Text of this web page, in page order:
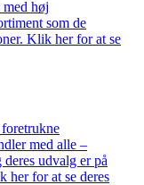
høj
som de
Klik her for at se
med alle –
udvalg er på
her for at se deres